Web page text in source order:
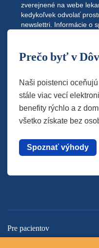
zverejnené na webe
kedykoľvek odvolať
newslettri. Informácie o
Prečo byť v
Naši poistenci
stále viac vecí
benefity rýchlo a z
všetko získate bez
Spoznať výhody
Pre pacientov